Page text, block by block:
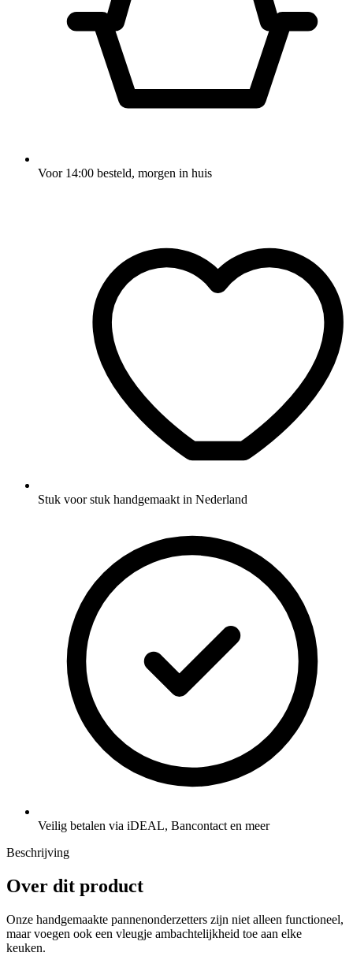
Voor 14:00 besteld, morgen in huis
Stuk voor stuk handgemaakt in Nederland
Veilig betalen via iDEAL, Bancontact en meer
Beschrijving
Over dit product
Onze handgemaakte pannenonderzetters zijn niet alleen functioneel,
maar voegen ook een vleugje ambachtelijkheid toe aan elke
keuken.